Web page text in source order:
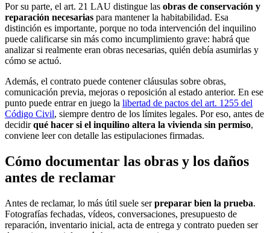
Por su parte, el art. 21 LAU distingue las obras de conservación y
reparación necesarias para mantener la habitabilidad. Esa
distinción es importante, porque no toda intervención del inquilino
puede calificarse sin más como incumplimiento grave: habrá que
analizar si realmente eran obras necesarias, quién debía asumirlas y
cómo se actuó.
Además, el contrato puede contener cláusulas sobre obras,
comunicación previa, mejoras o reposición al estado anterior. En ese
punto puede entrar en juego la libertad de pactos del art. 1255 del
Código Civil, siempre dentro de los límites legales. Por eso, antes de
decidirqué hacer si el inquilino altera la vivienda sin permiso,
conviene leer con detalle las estipulaciones firmadas.
Cómo documentar las obras y los daños
antes de reclamar
Antes de reclamar, lo más útil suele serpreparar bien la prueba.
Fotografías fechadas, vídeos, conversaciones, presupuesto de
reparación, inventario inicial, acta de entrega y contrato pueden ser